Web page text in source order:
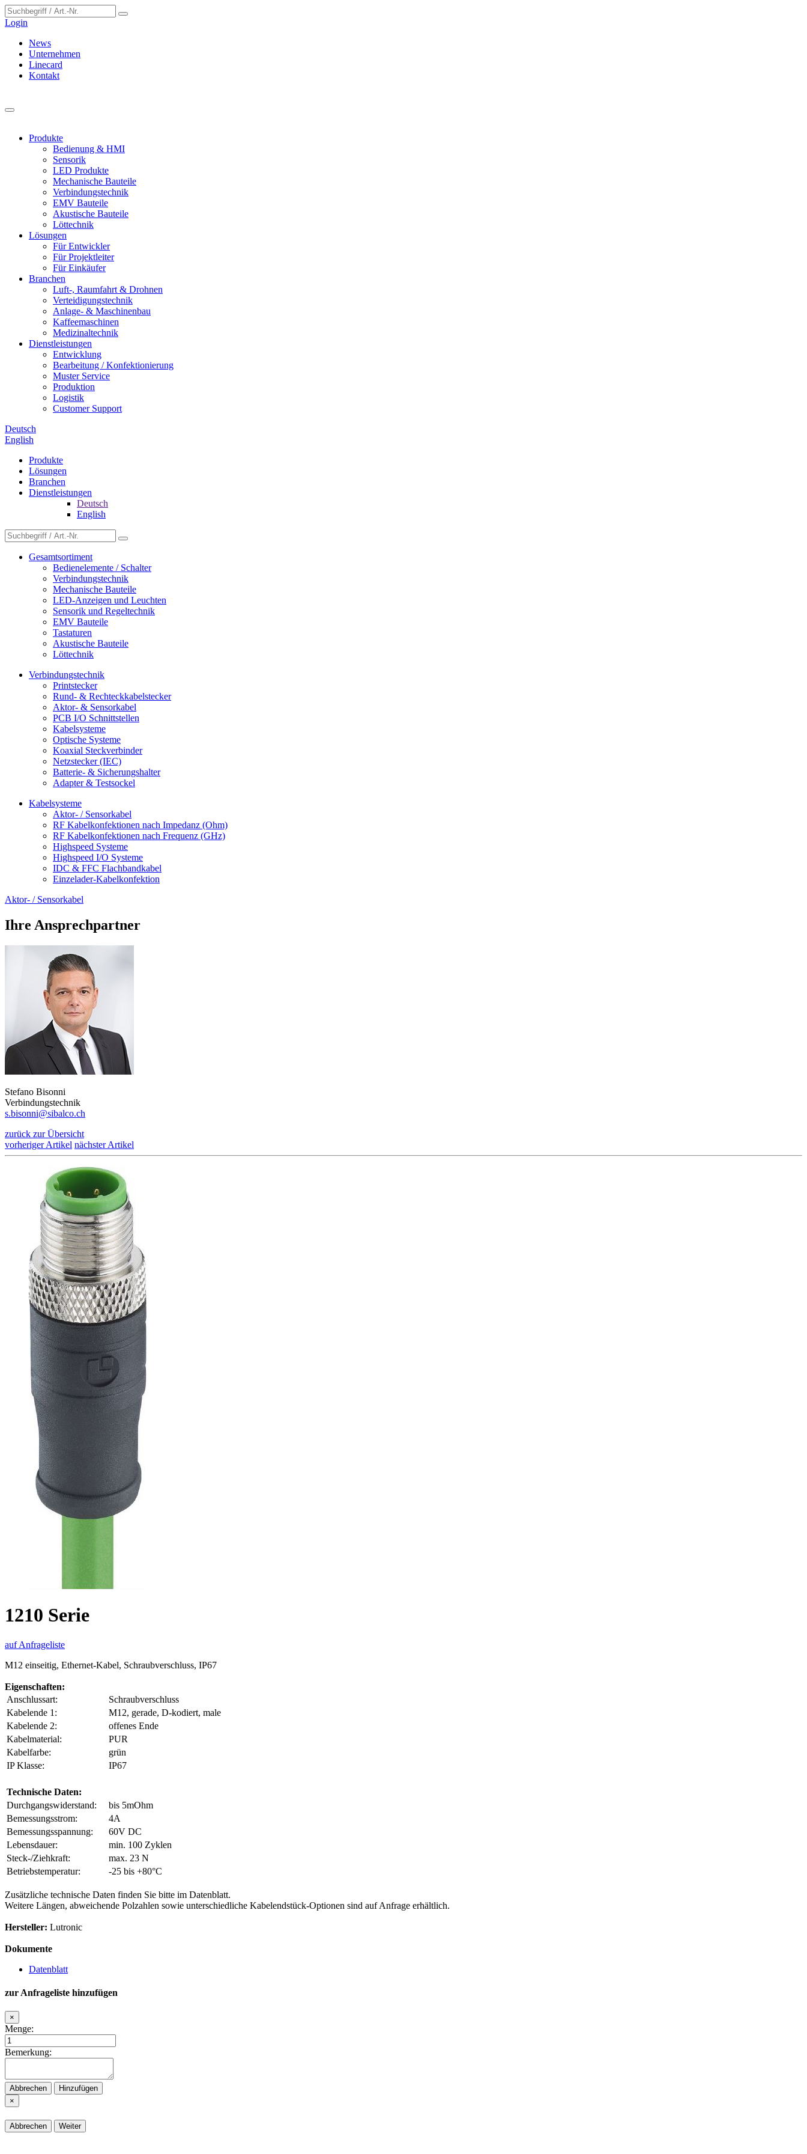
Login
News
Unternehmen
Linecard
Kontakt
Produkte
Bedienung & HMI
Sensorik
LED Produkte
Mechanische Bauteile
Verbindungstechnik
EMV Bauteile
Akustische Bauteile
Löttechnik
Lösungen
Für Entwickler
Für Projektleiter
Für Einkäufer
Branchen
Luft-, Raumfahrt & Drohnen
Verteidigungstechnik
Anlage- & Maschinenbau
Kaffeemaschinen
Medizinaltechnik
Dienstleistungen
Entwicklung
Bearbeitung / Konfektionierung
Muster Service
Produktion
Logistik
Customer Support
Deutsch
English
Produkte
Lösungen
Branchen
Dienstleistungen
Deutsch
English
Gesamtsortiment
Bedienelemente / Schalter
Verbindungstechnik
Mechanische Bauteile
LED-Anzeigen und Leuchten
Sensorik und Regeltechnik
EMV Bauteile
Tastaturen
Akustische Bauteile
Löttechnik
Verbindungstechnik
Printstecker
Rund- & Rechteckkabelstecker
Aktor- & Sensorkabel
PCB I/O Schnittstellen
Kabelsysteme
Optische Systeme
Koaxial Steckverbinder
Netzstecker (IEC)
Batterie- & Sicherungshalter
Adapter & Testsockel
Kabelsysteme
Aktor- / Sensorkabel
RF Kabelkonfektionen nach Impedanz (Ohm)
RF Kabelkonfektionen nach Frequenz (GHz)
Highspeed Systeme
Highspeed I/O Systeme
IDC & FFC Flachbandkabel
Einzelader-Kabelkonfektion
Aktor- / Sensorkabel
Ihre Ansprechpartner
Stefano Bisonni
Verbindungstechnik
s.bisonni@sibalco.ch
zurück zur Übersicht
vorheriger Artikel nächster Artikel
1210 Serie
auf Anfrageliste
M12 einseitig, Ethernet-Kabel, Schraubverschluss, IP67
Eigenschaften:
Anschlussart:
Schraubverschluss
Kabelende 1:
M12, gerade, D-kodiert, male
Kabelende 2:
offenes Ende
Kabelmaterial:
PUR
Kabelfarbe:
grün
IP Klasse:
IP67
Technische Daten:
Durchgangswiderstand:
bis 5mOhm
Bemessungsstrom:
4A
Bemessungsspannung:
60V DC
Lebensdauer:
min. 100 Zyklen
Steck-/Ziehkraft:
max. 23 N
Betriebstemperatur:
-25 bis +80°C
Zusätzliche technische Daten finden Sie bitte im Datenblatt.
Weitere Längen, abweichende Polzahlen sowie unterschiedliche Kabelendstück-Optionen sind auf Anfrage erhältlich.
Hersteller: Lutronic
Dokumente
Datenblatt
zur Anfrageliste hinzufügen
×
Menge:
Bemerkung:
Abbrechen
Hinzufügen
×
Abbrechen Weiter
Cookie-Einstellungen